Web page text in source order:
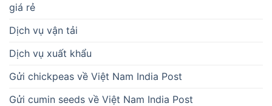
giá rẻ
Dịch vụ vận tải
Dịch vụ xuất khẩu
Gửi chickpeas về Việt Nam India Post
Gửi cumin seeds về Việt Nam India Post